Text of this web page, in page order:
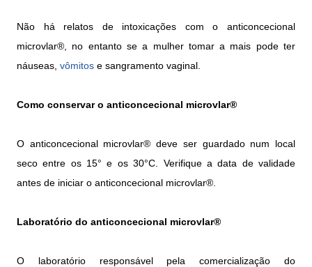
Não há relatos de intoxicações com o anticoncecional
microvlar®, no entanto se a mulher tomar a mais pode ter
náuseas, vômitos e sangramento vaginal.
Como conservar o anticoncecional microvlar®
O anticoncecional microvlar® deve ser guardado num local
seco entre os 15° e os 30°C. Verifique a data de validade
antes de iniciar o anticoncecional microvlar®.
Laboratório do anticoncecional microvlar®
O laboratório responsável pela comercialização do